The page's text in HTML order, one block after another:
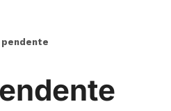
pendente